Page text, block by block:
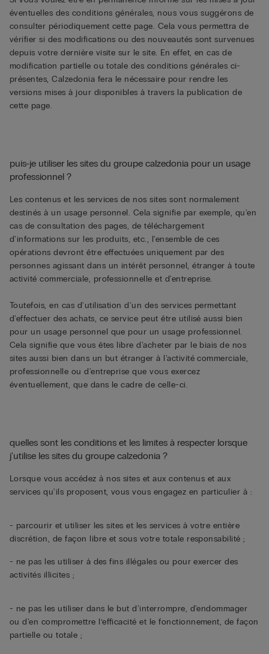
éventuelles des conditions générales, nous vous suggérons de
consulter périodiquement cette page. Cela vous permettra de
vérifier si des modifications ou des nouveautés sont survenues
depuis votre dernière visite sur le site. En effet, en cas de
modification partielle ou totale des conditions générales ci-
présentes, Calzedonia fera le nécessaire pour rendre les
versions mises à jour disponibles à travers la publication de
cette page.
puis-je utiliser les sites du groupe calzedonia pour un usage
professionnel ?
Les contenus et les services de nos sites sont normalement
destinés à un usage personnel. Cela signifie par exemple, qu'en
cas de consultation des pages, de téléchargement
d'informations sur les produits, etc., l'ensemble de ces
opérations devront être effectuées uniquement par des
personnes agissant dans un intérêt personnel, étranger à toute
activité commerciale, professionnelle et d'entreprise.
Toutefois, en cas d'utilisation d'un des services permettant
d'effectuer des achats, ce service peut être utilisé aussi bien
pour un usage personnel que pour un usage professionnel.
Cela signifie que vous êtes libre d'acheter par le biais de nos
sites aussi bien dans un but étranger à l'activité commerciale,
professionnelle ou d'entreprise que vous exercez
éventuellement, que dans le cadre de celle-ci.
quelles sont les conditions et les limites à respecter lorsque
j'utilise les sites du groupe calzedonia ?
Lorsque vous accédez à nos sites et aux contenus et aux
services qu'ils proposent, vous vous engagez en particulier à :
- parcourir et utiliser les sites et les services à votre entière
discrétion, de façon libre et sous votre totale responsabilité ;
- ne pas les utiliser à des fins illégales ou pour exercer des
activités illicites ;
- ne pas les utiliser dans le but d'interrompre, d'endommager
ou d'en compromettre l’efficacité et le fonctionnement, de façon
partielle ou totale ;